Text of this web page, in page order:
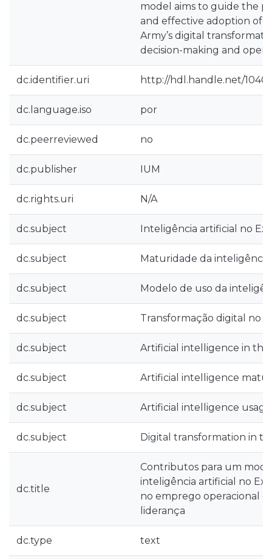
model aims to guide the
and effective adoption of
Army’s digital
decision-making and
dc.identifier.uri http://hdl.handle.net/
dc.language.iso por
dc.peerreviewed no
dc.publisher IUM
dc.rights.uri N/A
dc.subject Inteligência artificial no
dc.subject Maturidade da
dc.subject Modelo de uso da
dc.subject Transformação digital no
dc.subject Artificial intelligence in the
dc.subject Artificial intelligence
dc.subject Artificial intelligence
dc.subject Digital transformation in
dc.title
Contributos para um
inteligência artificial no
no emprego operacional e
liderança
dc.type text